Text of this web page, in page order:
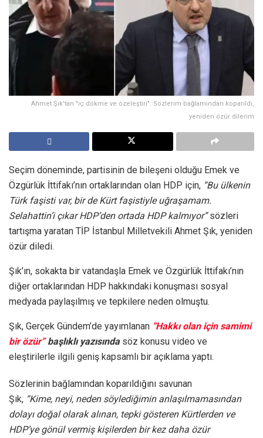
Ahmet Şık'tan "iç dökme ve özeleştiri": Sözlerim bağlamından koparıldı,
yeniden özür dilerim
Seçim döneminde, partisinin de bileşeni olduğu Emek ve
Özgürlük İttifakı’nın ortaklarından olan HDP için, “Bu ülkenin
Türk faşisti var, bir de Kürt faşistiyle uğraşamam.
Selahattin’i çıkar HDP’den ortada HDP kalmıyor”sözleri
tartışma yaratan TİP İstanbul Milletvekili Ahmet Şık, yeniden
özür diledi.
Şık’ın, sokakta bir vatandaşla Emek ve Özgürlük İttifakı’nın
diğer ortaklarından HDP hakkındaki konuşması sosyal
medyada paylaşılmış ve tepkilere neden olmuştu.
Şık, Gerçek Gündem’de yayımlanan “Hakkı olan için samimi
bir özür”başlıklı yazısındasöz konusu video ve
eleştirilerle ilgili geniş kapsamlı bir açıklama yaptı.
Sözlerinin bağlamından koparıldığını savunan
Şık, “Kime, neyi, neden söylediğimin anlaşılmamasından
dolayı doğal olarak alınan, tepki gösteren Kürtlerden ve
HDP’ye gönül vermiş kişilerden bir kez daha özür